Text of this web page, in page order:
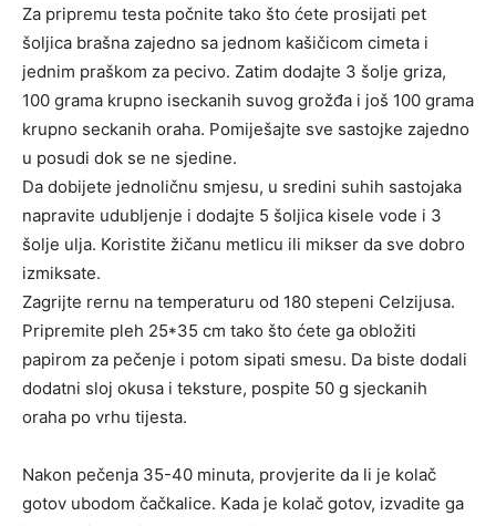
Za pripremu testa počnite tako što ćete prosijati pet
šoljica brašna zajedno sa jednom kašičicom cimeta i
jednim praškom za pecivo. Zatim dodajte 3 šolje griza,
100 grama krupno iseckanih suvog grožđa i još 100 grama
krupno seckanih oraha. Pomiješajte sve sastojke zajedno
u posudi dok se ne sjedine.
Da dobijete jednoličnu smjesu, u sredini suhih sastojaka
napravite udubljenje i dodajte 5 šoljica kisele vode i 3
šolje ulja. Koristite žičanu metlicu ili mikser da sve dobro
izmiksate.
Zagrijte rernu na temperaturu od 180 stepeni Celzijusa.
Pripremite pleh 25*35 cm tako što ćete ga obložiti
papirom za pečenje i potom sipati smesu. Da biste dodali
dodatni sloj okusa i teksture, pospite 50 g sjeckanih
oraha po vrhu tijesta.
Nakon pečenja 35-40 minuta, provjerite da li je kolač
gotov ubodom čačkalice. Kada je kolač gotov, izvadite ga